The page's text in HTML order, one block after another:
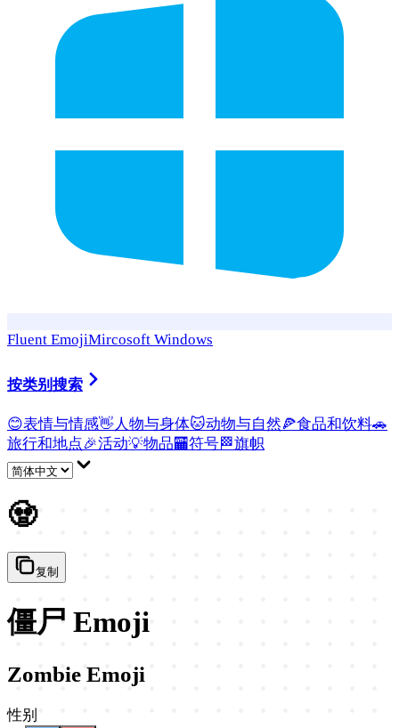
Fluent EmojiMircosoft Windows
按类别搜索
😊表情与情感👋 人物与身体🐱动物与自然🍕食品和饮料🚗
旅行和地点🎉活动💡物品🏧符号🏁旗帜
🧟
复制
僵尸 Emoji
Zombie Emoji
性别